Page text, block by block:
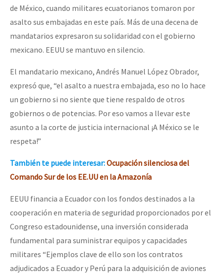
de México, cuando militares ecuatorianos tomaron por
asalto sus embajadas en este país. Más de una decena de
mandatarios expresaron su solidaridad con el gobierno
mexicano. EEUU se mantuvo en silencio.
El mandatario mexicano, Andrés Manuel López Obrador,
expresó que, “el asalto a nuestra embajada, eso no lo hace
un gobierno si no siente que tiene respaldo de otros
gobiernos o de potencias. Por eso vamos a llevar este
asunto a la corte de justicia internacional ¡A México se le
respeta!”
También te puede interesar:Ocupación silenciosa del
Comando Sur de los EE.UU en la Amazonía
EEUU financia a Ecuador con los fondos destinados a la
cooperación en materia de seguridad proporcionados por el
Congreso estadounidense, una inversión considerada
fundamental para suministrar equipos y capacidades
militares “Ejemplos clave de ello son los contratos
adjudicados a Ecuador y Perú para la adquisición de aviones